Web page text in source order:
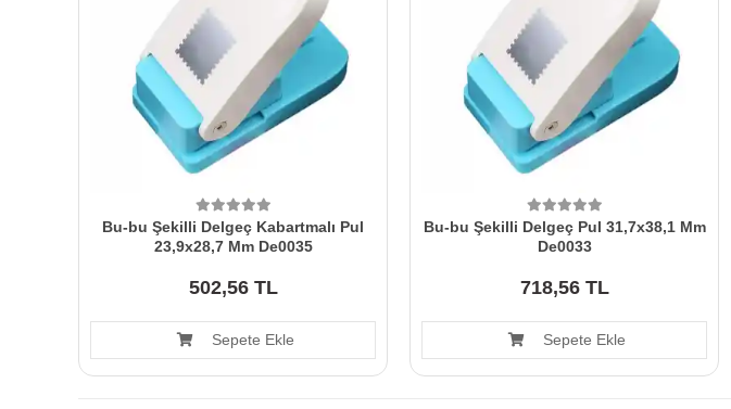
Bu-bu Şekilli Delgeç Kabartmalı Pul
23,9x28,7 Mm De0035
502,56 TL
Sepete Ekle
Bu-bu Şekilli Delgeç Pul 31,7x38,1 Mm
De0033
718,56 TL
Sepete Ekle